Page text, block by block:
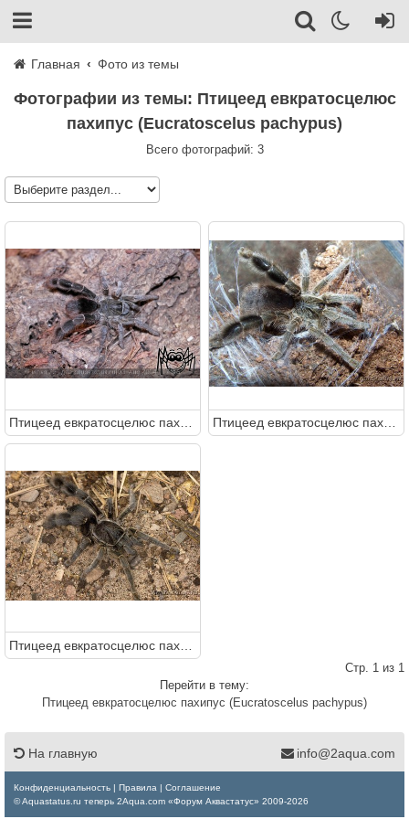
Главная Фото из темы
Фотографии из темы: Птицеед евкратосцелюс
пахипус (Eucratoscelus pachypus)
Всего фотографий: 3
Стр. 1 из 1
Перейти в тему:
Птицеед евкратосцелюс пахипус (Eucratoscelus pachypus)
На главную info@2aqua.com
Конфиденциальность | Правила | Соглашение
© Aquastatus.ru теперь 2Aqua.com «Форум Аквастатус» 2009-2026